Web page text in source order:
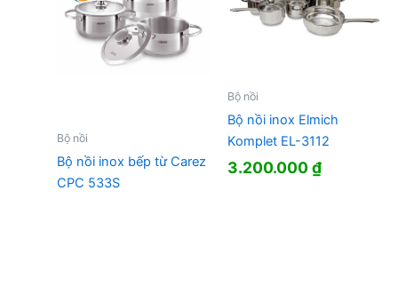
Bộ nồi
Bộ nồi inox bếp từ Carez
CPC 533S
Bộ nồi
Bộ nồi inox Elmich
Komplet EL-3112
3.200.000₫